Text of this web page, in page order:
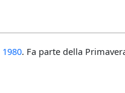
1980. Fa parte della